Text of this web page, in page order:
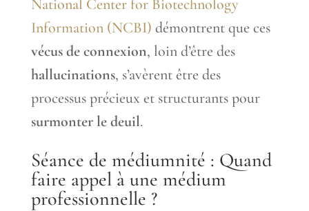
National Center for Biotechnology
Information (NCBI) démontrent que ces
vécus de connexion, loin d’être des
hallucinations, s’avèrent être des
processus précieux et structurants pour
surmonter le deuil.
Séance de médiumnité : Quand
faire appel à une médium
professionnelle ?